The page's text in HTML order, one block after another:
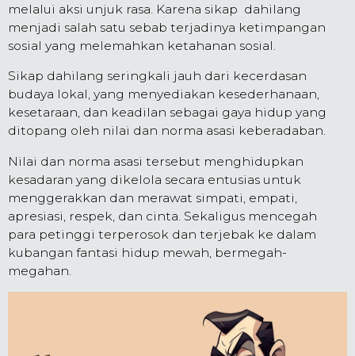
melalui aksi unjuk rasa. Karena sikap dahilang
menjadi salah satu sebab terjadinya ketimpangan
sosial yang melemahkan ketahanan sosial.
Sikap dahilang seringkali jauh dari kecerdasan
budaya lokal, yang menyediakan kesederhanaan,
kesetaraan, dan keadilan sebagai gaya hidup yang
ditopang oleh nilai dan norma asasi keberadaban.
Nilai dan norma asasi tersebut menghidupkan
kesadaran yang dikelola secara entusias untuk
menggerakkan dan merawat simpati, empati,
apresiasi, respek, dan cinta. Sekaligus mencegah
para petinggi terperosok dan terjebak ke dalam
kubangan fantasi hidup mewah, bermegah-
megahan.